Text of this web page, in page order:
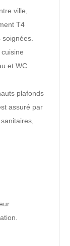
ville,
T4
et WC
plafonds
assuré par